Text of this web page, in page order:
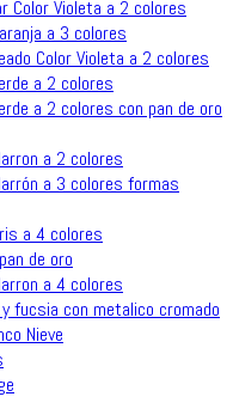
Color Violeta a 2 colores
a 3 colores
Color Violeta a 2 colores
a 2 colores
a 2 colores con pan de oro
a 2 colores
a 3 colores formas
a 4 colores
de oro
a 4 colores
fucsia con metalico cromado
Nieve